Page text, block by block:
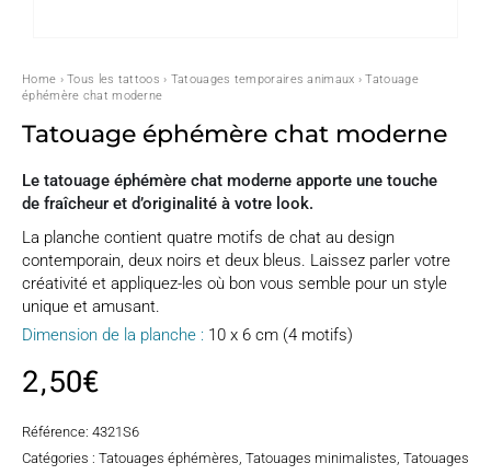
Home ›Tous les tattoos › Tatouages temporaires animaux › Tatouage
éphémère chat moderne
Tatouage éphémère chat moderne
Le tatouage éphémère chat moderne apporte une touche
de fraîcheur et d’originalité à votre look.
La planche contient quatre motifs de chat au design
contemporain, deux noirs et deux bleus. Laissez parler votre
créativité et appliquez-les où bon vous semble pour un style
unique et amusant.
Dimension de la planche : 10 x 6 cm (4 motifs)
2,50€
Référence: 4321S6
Catégories : Tatouages éphémères, Tatouages minimalistes, Tatouages